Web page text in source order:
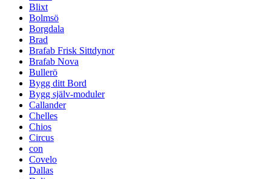
Blixt
Bolmsö
Borgdala
Brad
Brafab Frisk Sittdynor
Brafab Nova
Bullerö
Bygg ditt Bord
Bygg själv-moduler
Callander
Chelles
Chios
Circus
con
Covelo
Dallas